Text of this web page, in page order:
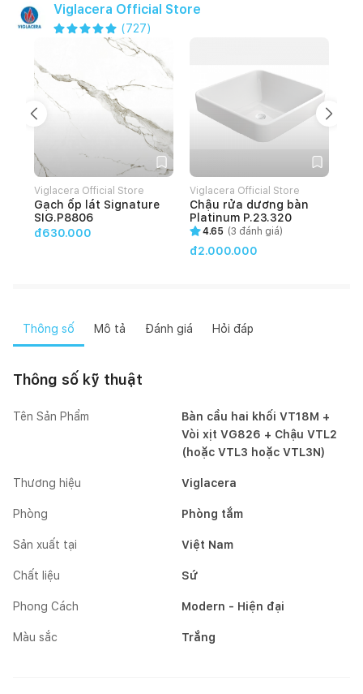
Viglacera Official Store
(727)
Viglacera Official Store
Gạch ốp lát Signature
SIG.P8806
đ630.000
Viglacera Official Store
Chậu rửa dương bàn
Platinum P.23.320
4.65 (3 đánh giá)
đ2.000.000
Thông số Mô tả Đánh giá Hỏi đáp
Thông số kỹ thuật
Tên Sản Phẩm
Bàn cầu hai khối VT18M +
Vòi xịt VG826 + Chậu VTL2
(hoặc VTL3 hoặc VTL3N)
Thương hiệu Viglacera
Phòng Phòng tắm
Sản xuất tại Việt Nam
Chất liệu Sứ
Phong Cách Modern - Hiện đại
Màu sắc Trắng